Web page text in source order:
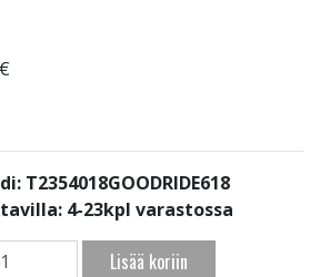
T2354018GOODRIDE618
4-23kpl varastossa
Lisää koriin